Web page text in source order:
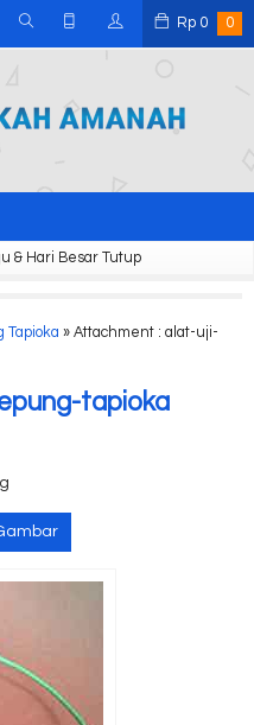
Rp 0 0
& Hari Besar Tutup
Tapioka » Attachment : alat-uji-
tapioka